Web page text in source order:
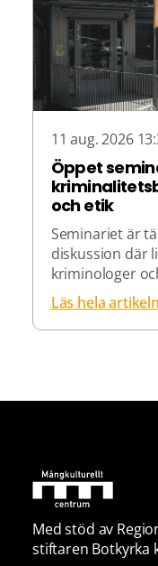
11 aug. 2026
Öppet
och etik
Seminariet är
diskussion där
kriminologer
Läs hela artikeln
Med stöd av
stiftaren Botkyrka